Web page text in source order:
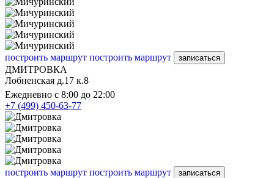
построить маршрут построить маршрут записаться
ДМИТРОВКА
Лобненская д.17 к.8
Ежедневно с 8:00 до 22:00
+7 (499) 450-63-77
построить маршрут построить маршрут записаться